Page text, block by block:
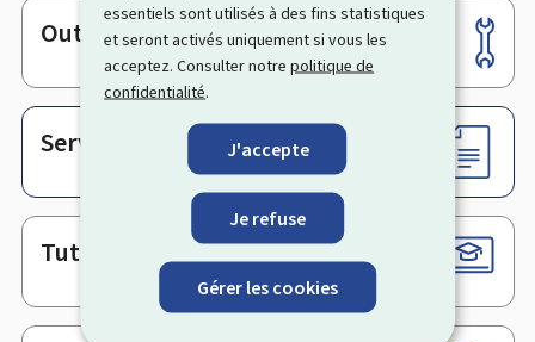
essentiels sont utilisés à des fins statistiques
et seront activés uniquement si vous les
acceptez. Consulter notrepolitique de
confidentialité.
J'accepte
Je refuse
Gérer les cookies
Pied
de
page
Outils
Services en ligne & Formulaires
Tutoriels